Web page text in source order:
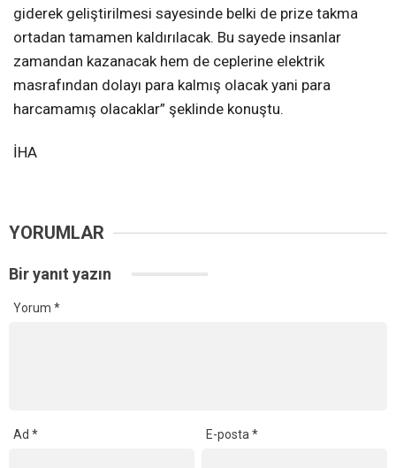
giderek geliştirilmesi sayesinde belki de prize takma
ortadan tamamen kaldırılacak. Bu sayede insanlar
zamandan kazanacak hem de ceplerine elektrik
masrafından dolayı para kalmış olacak yani para
harcamamış olacaklar” şeklinde konuştu.
İHA
YORUMLAR
Bir yanıt yazın
Yorum *
Ad * E-posta*